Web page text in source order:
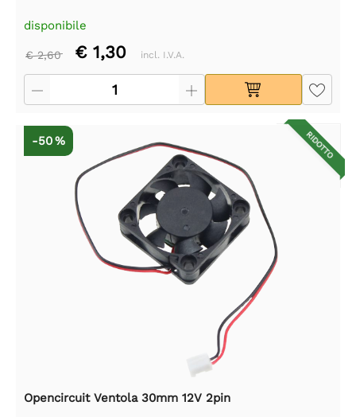
disponibile
€ 2,60 € 1,30 incl. I.V.A.
RIDOTTO
-50 %
Opencircuit Ventola 30mm 12V 2pin